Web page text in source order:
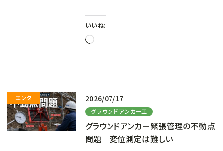
いいね:
読
2026/07/17
グラウンドアンカー工
グラウンドアンカー緊張管理の不動点
問題｜変位測定は難しい